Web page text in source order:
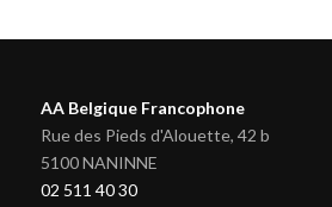
AA Belgique Francophone
Rue des Pieds d'Alouette, 42 b
5100 NANINNE
02 511 40 30